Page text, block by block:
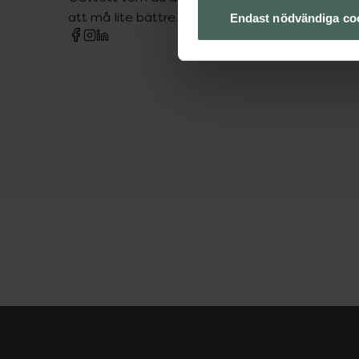
Endast nödvändiga
att må lite bättre. Välkommen att prata med